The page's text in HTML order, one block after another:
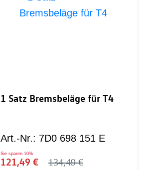
1 Satz Bremsbeläge für T4
Art.-Nr.: 7D0 698 151 E
Sie sparen 10%
121,49 € 134,49 €